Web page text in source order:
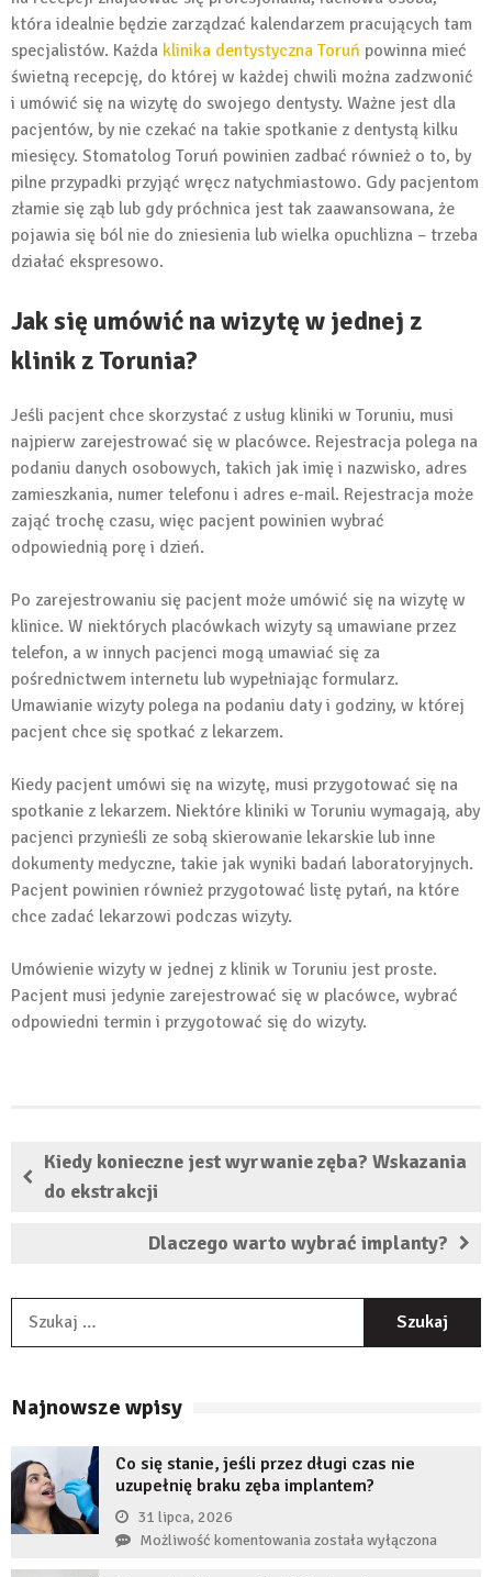
która idealnie będzie zarządzać kalendarzem pracujących tam
specjalistów. Każda klinika dentystyczna Toruń powinna mieć
świetną recepcję, do której w każdej chwili można zadzwonić
i umówić się na wizytę do swojego dentysty. Ważne jest dla
pacjentów, by nie czekać na takie spotkanie z dentystą kilku
miesięcy. Stomatolog Toruń powinien zadbać również o to, by
pilne przypadki przyjąć wręcz natychmiastowo. Gdy pacjentom
złamie się ząb lub gdy próchnica jest tak zaawansowana, że
pojawia się ból nie do zniesienia lub wielka opuchlizna – trzeba
działać ekspresowo.
Jak się umówić na wizytę w jednej z
klinik z Torunia?
Jeśli pacjent chce skorzystać z usług kliniki w Toruniu, musi
najpierw zarejestrować się w placówce. Rejestracja polega na
podaniu danych osobowych, takich jak imię i nazwisko, adres
zamieszkania, numer telefonu i adres e-mail. Rejestracja może
zająć trochę czasu, więc pacjent powinien wybrać
odpowiednią porę i dzień.
Po zarejestrowaniu się pacjent może umówić się na wizytę w
klinice. W niektórych placówkach wizyty są umawiane przez
telefon, a w innych pacjenci mogą umawiać się za
pośrednictwem internetu lub wypełniając formularz.
Umawianie wizyty polega na podaniu daty i godziny, w której
pacjent chce się spotkać z lekarzem.
Kiedy pacjent umówi się na wizytę, musi przygotować się na
spotkanie z lekarzem. Niektóre kliniki w Toruniu wymagają, aby
pacjenci przynieśli ze sobą skierowanie lekarskie lub inne
dokumenty medyczne, takie jak wyniki badań laboratoryjnych.
Pacjent powinien również przygotować listę pytań, na które
chce zadać lekarzowi podczas wizyty.
Umówienie wizyty w jednej z klinik w Toruniu jest proste.
Pacjent musi jedynie zarejestrować się w placówce, wybrać
odpowiedni termin i przygotować się do wizyty.
Kiedy konieczne jest wyrwanie zęba? Wskazania
do ekstrakcji
Dlaczego warto wybrać implanty?
Najnowsze wpisy
Co się stanie, jeśli przez długi czas nie
uzupełnię braku zęba implantem?
31 lipca, 2026
Możliwość komentowaniaCo
została wyłączona